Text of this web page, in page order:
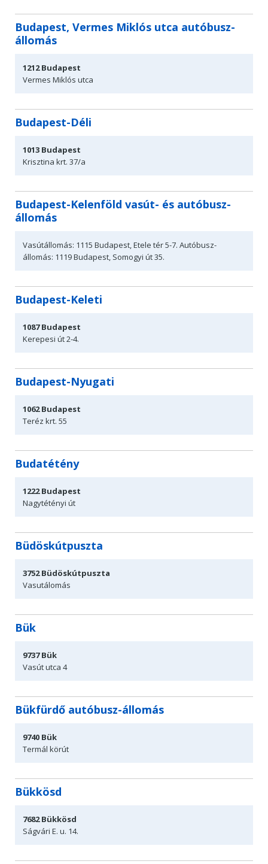
Budapest, Vermes Miklós utca autóbusz-
állomás
1212Budapest
Vermes Miklós utca
Budapest-Déli
1013 Budapest
Krisztina krt. 37/a
Budapest-Kelenföld vasút- és autóbusz-
állomás
Vasútállomás: 1115 Budapest, Etele tér 5-7. Autóbusz-
állomás: 1119 Budapest, Somogyi út 35.
Budapest-Keleti
1087Budapest
Kerepesi út 2-4.
Budapest-Nyugati
1062Budapest
Teréz krt. 55
Budatétény
1222Budapest
Nagytétényi út
Büdöskútpuszta
3752Büdöskútpuszta
Vasutálomás
Bük
9737Bük
Vasút utca 4
Bükfürdő autóbusz-állomás
9740 Bük
Termál körút
Bükkösd
7682Bükkösd
Ságvári E. u. 14.